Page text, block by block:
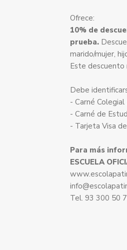
Ofrece:
10% de
prueba.
marido/mujer,
Este descuento
Debe
- Carné
- Carné de
- Tarjeta Visa
Para más
ESCUELA
Tel. 93 300 50